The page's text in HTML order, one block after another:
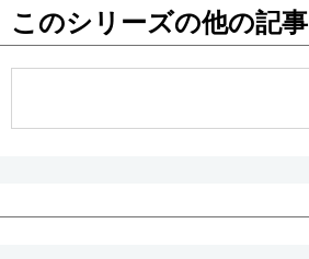
東京
このシリーズの他の記事